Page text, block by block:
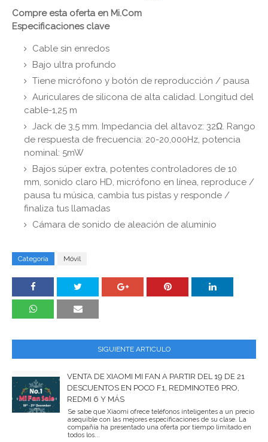
Compre esta oferta en Mi.Com
Especificaciones clave
Cable sin enredos
Bajo ultra profundo
Tiene micrófono y botón de reproducción / pausa
Auriculares de silicona de alta calidad. Longitud del
cable-1,25 m
Jack de 3,5 mm. Impedancia del altavoz: 32Ω. Rango
de respuesta de frecuencia: 20-20,000Hz, potencia
nominal: 5mW
Bajos súper extra, potentes controladores de 10
mm, sonido claro HD, micrófono en línea, reproduce /
pausa tu música, cambia tus pistas y responde /
finaliza tus llamadas
Cámara de sonido de aleación de aluminio
Categoría Móvil
SIGUIENTE ARTICULO
VENTA DE XIAOMI MI FAN A PARTIR DEL 19 DE 21
DESCUENTOS EN POCO F1, REDMINOTE6 PRO,
REDMI 6 Y MÁS
Se sabe que Xiaomi ofrece teléfonos inteligentes a un precio
asequible con las mejores especificaciones de su clase. La
compañía ha presentado una oferta por tiempo limitado en
todos los...